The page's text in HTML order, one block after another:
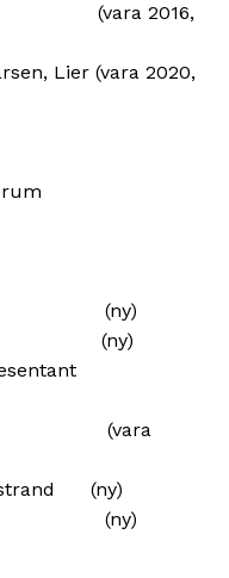
(vara 2016,
Lier (vara 2020,
(ny)
(ny)
(vara
(ny)
(ny)